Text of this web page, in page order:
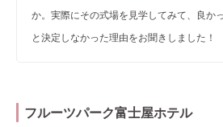
か。実際にその式場を見学してみて、良か
と決定しなかった理由をお聞きしました！
フルーツパーク富士屋ホテル